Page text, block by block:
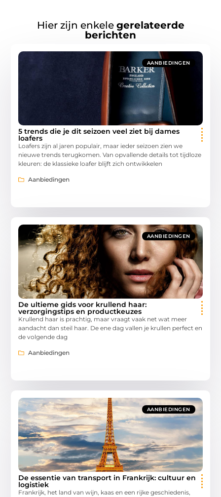
Hier zijn enkele gerelateerde
berichten
AANBIEDINGEN
5 trends die je dit seizoen veel ziet bij dames
loafers
Loafers zijn al jaren populair, maar ieder seizoen zien we
nieuwe trends terugkomen. Van opvallende details tot tijdloze
kleuren: de klassieke loafer blijft zich ontwikkelen
Aanbiedingen
AANBIEDINGEN
De ultieme gids voor krullend haar:
verzorgingstips en productkeuzes
Krullend haar is prachtig, maar vraagt vaak net wat meer
aandacht dan steil haar. De ene dag vallen je krullen perfect en
de volgende dag
Aanbiedingen
AANBIEDINGEN
De essentie van transport in Frankrijk: cultuur en
logistiek
Frankrijk, het land van wijn, kaas en een rijke geschiedenis,